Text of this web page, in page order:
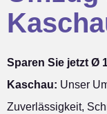
Sparen Sie jetzt Ø
Kaschau: Unser
Zuverlässigkeit,